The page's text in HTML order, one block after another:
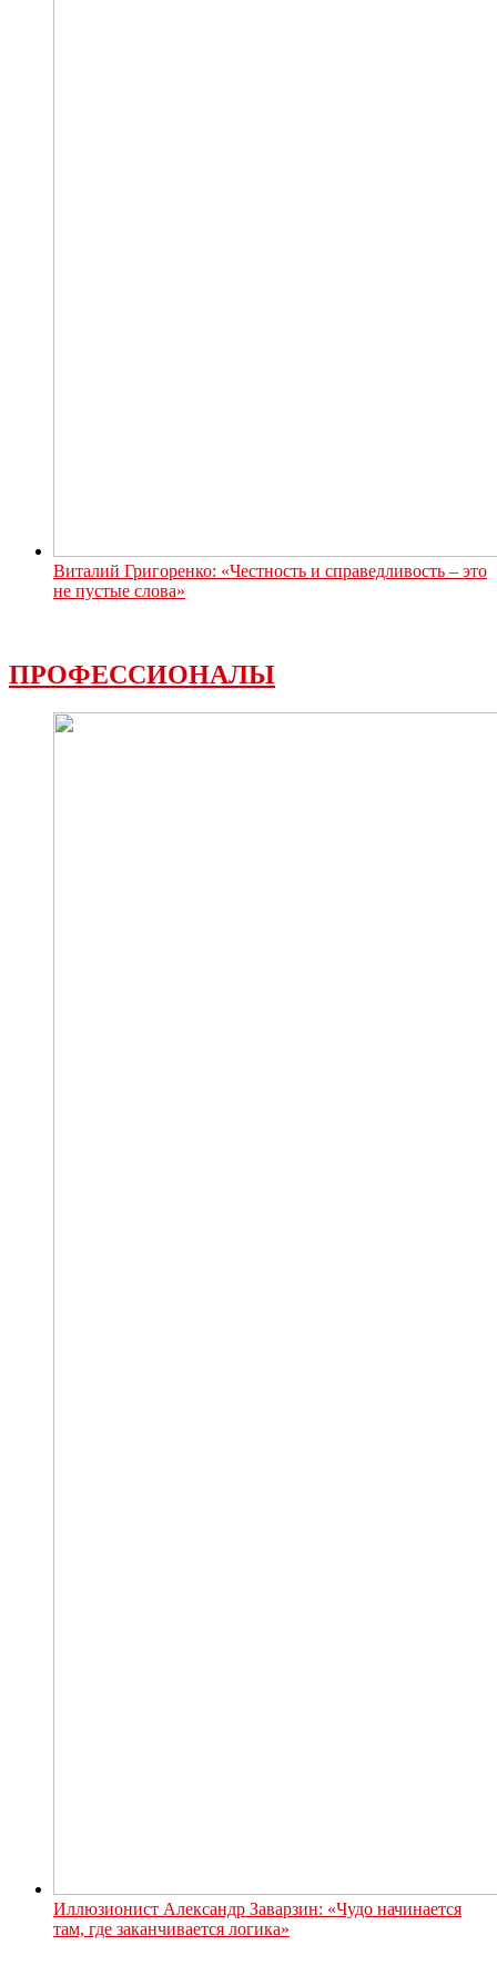
Виталий Григоренко: «Честность и справедливость – это
не пустые слова»
ПРОФЕССИОНАЛЫ
Иллюзионист Александр Заварзин: «Чудо начинается
там, где заканчивается логика»